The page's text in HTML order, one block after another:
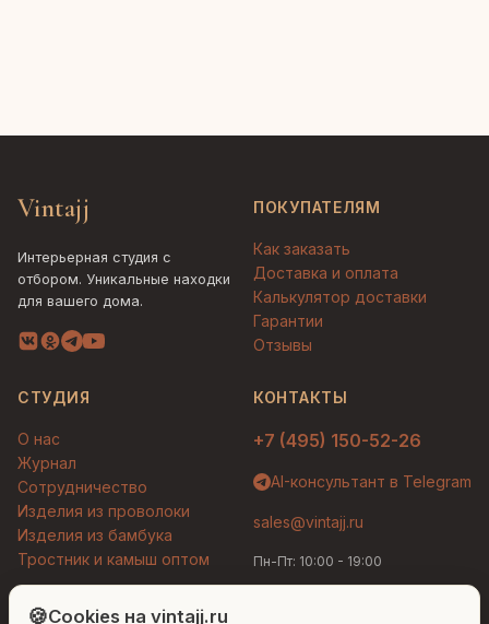
Vintajj
Интерьерная студия с
отбором. Уникальные находки
для вашего дома.
ПОКУПАТЕЛЯМ
Как заказать
Доставка и оплата
Калькулятор доставки
Гарантии
Отзывы
СТУДИЯ
О нас
Журнал
Сотрудничество
Изделия из проволоки
Изделия из бамбука
Тростник и камыш оптом
КОНТАКТЫ
+7 (495) 150-52-26
AI-консультант в Telegram
sales@vintajj.ru
Пн-Пт: 10:00 - 19:00
🍪Cookies на vintajj.ru
Людмила